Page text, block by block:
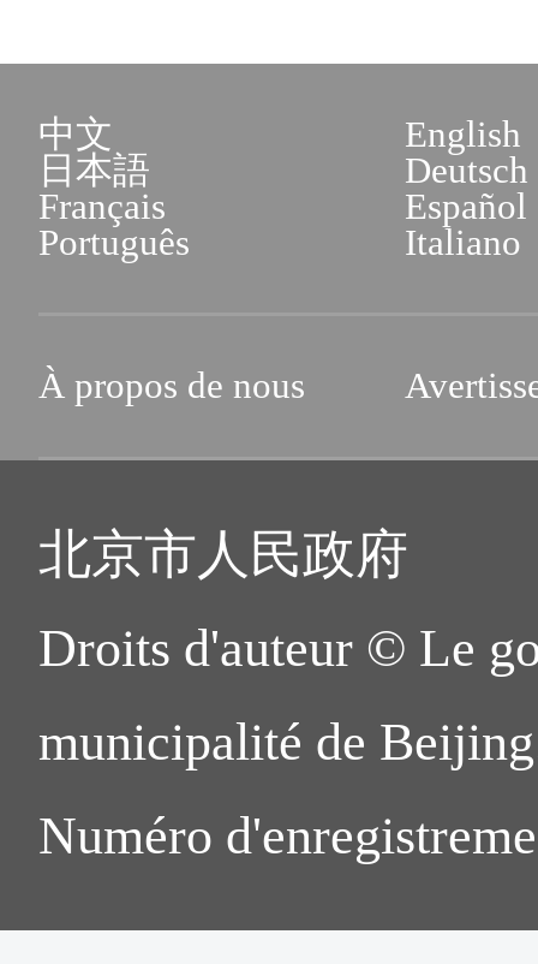
中文
English
日本語
Deutsch
Français
Español
Português
Italiano
À propos de nous
北京市人民政府
Droits d'auteur © Le
municipalité de
Numéro